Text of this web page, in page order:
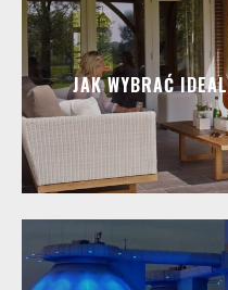
JAK WYBRAĆ